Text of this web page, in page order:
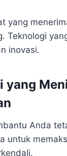
yang
Teknologi
inovasi.
yang
Anda
untuk